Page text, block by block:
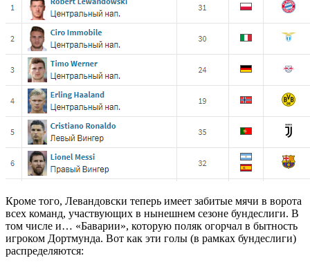
Кроме того, Левандовски теперь имеет забитые мячи в ворота
всех команд, участвующих в нынешнем сезоне бундеслиги. В
том числе и… «Баварии», которую поляк огорчал в бытность
игроком Дортмунда. Вот как эти голы (в рамках бундеслиги)
распределяются: